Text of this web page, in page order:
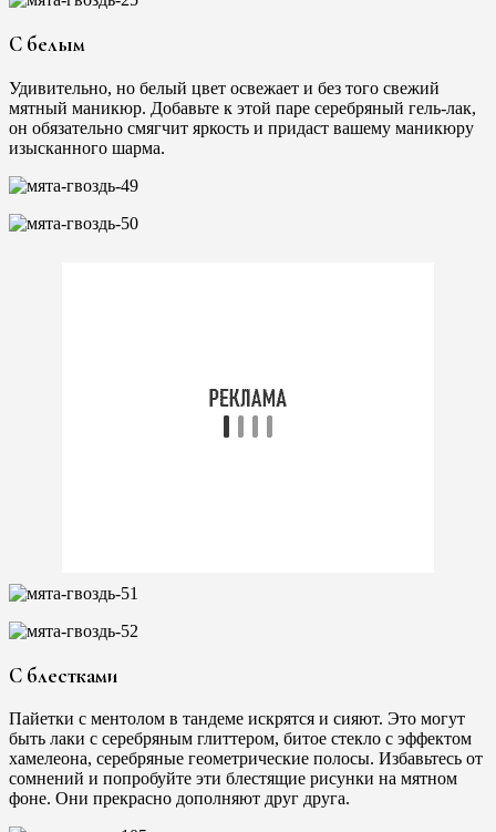
С белым
Удивительно, но белый цвет освежает и без того свежий
мятный маникюр. Добавьте к этой паре серебряный гель-лак,
он обязательно смягчит яркость и придаст вашему маникюру
изысканного шарма.
С блестками
Пайетки с ментолом в тандеме искрятся и сияют. Это могут
быть лаки с серебряным глиттером, битое стекло с эффектом
хамелеона, серебряные геометрические полосы. Избавьтесь от
сомнений и попробуйте эти блестящие рисунки на мятном
фоне. Они прекрасно дополняют друг друга.